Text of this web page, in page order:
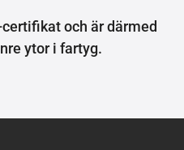
och är därmed
ytor i fartyg.